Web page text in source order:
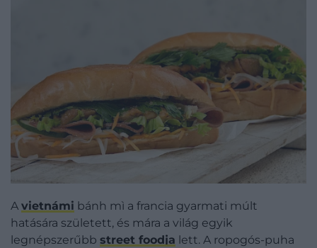
A vietnámi bánh mì a francia gyarmati múlt
hatására született, és mára a világ egyik
legnépszerűbb street foodja lett. A ropogós-puha